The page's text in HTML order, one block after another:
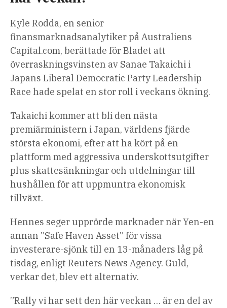
Kyle Rodda, en senior
finansmarknadsanalytiker på Australiens
Capital.com, berättade för Bladet att
överraskningsvinsten av Sanae Takaichi i
Japans Liberal Democratic Party Leadership
Race hade spelat en stor roll i veckans ökning.
Takaichi kommer att bli den nästa
premiärministern i Japan, världens fjärde
största ekonomi, efter att ha kört på en
plattform med aggressiva underskottsutgifter
plus skattesänkningar och utdelningar till
hushållen för att uppmuntra ekonomisk
tillväxt.
Hennes seger upprörde marknader när Yen-en
annan ”Safe Haven Asset” för vissa
investerare-sjönk till en 13-månaders låg på
tisdag, enligt Reuters News Agency. Guld,
verkar det, blev ett alternativ.
”Rally vi har sett den här veckan … är en del av